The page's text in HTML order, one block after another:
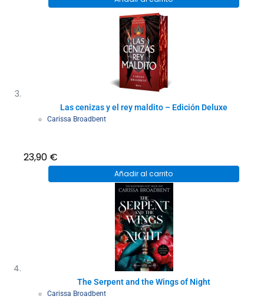
Las cenizas y el rey maldito – Edición Deluxe
Carissa Broadbent
23,90 €
Añadir al carrito
The Serpent and the Wings of Night
Carissa Broadbent